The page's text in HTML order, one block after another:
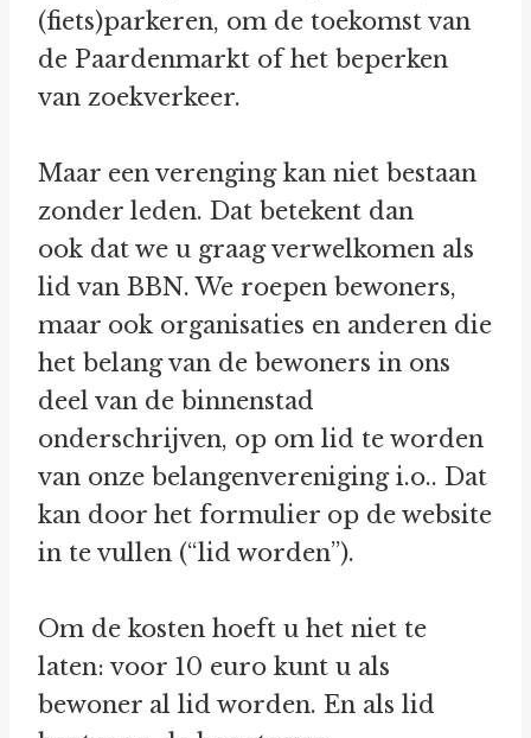
(fiets)parkeren, om de toekomst van
de Paardenmarkt of het beperken
van zoekverkeer.
Maar een verenging kan niet bestaan
zonder leden. Dat betekent dan
ook dat we u graag verwelkomen als
lid van BBN. We roepen bewoners,
maar ook organisaties en anderen die
het belang van de bewoners in ons
deel van de binnenstad
onderschrijven, op om lid te worden
van onze belangenvereniging i.o.. Dat
kan door het formulier op de website
in te vullen (“lid worden”).
Om de kosten hoeft u het niet te
laten: voor 10 euro kunt u als
bewoner al lid worden. En als lid